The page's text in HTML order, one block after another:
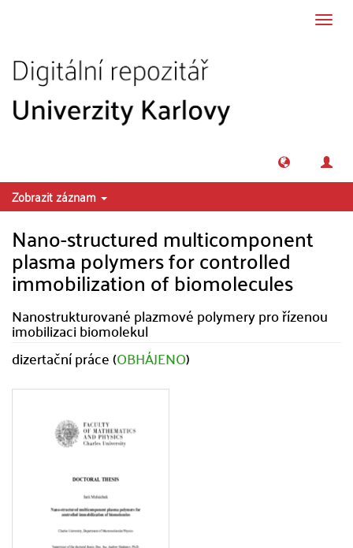
Zobrazit záznam
Nano-structured multicomponent
plasma polymers for controlled
immobilization of biomolecules
Nanostrukturované plazmové polymery pro řízenou
imobilizaci biomolekul
dizertační práce (OBHÁJENO)